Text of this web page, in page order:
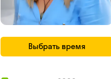
Выбрать время